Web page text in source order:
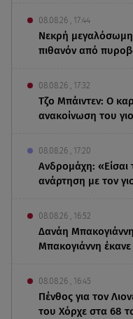
08.08.26 , 17:44
Νεκρή
πιθανόν από
08.08.26 , 17:32
Τζο Μπάιντεν: Ο
ανακοίνωση του
08.08.26 , 17:20
Ανδρομάχη:
ανάρτηση με τον
08.08.26 , 16:52
Δανάη
Μπακογιάννη
08.08.26 , 16:45
Πένθος για τον
του Χόρχε στα 68